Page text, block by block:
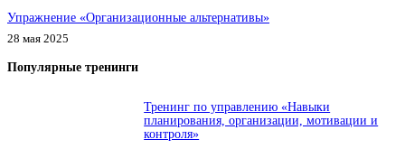
Упражнение «Организационные альтернативы»
28 мая 2025
Популярные тренинги
Тренинг по управлению «Навыки
планирования, организации, мотивации и
контроля»